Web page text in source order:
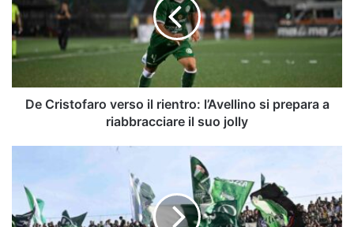
rientro:
l’Avellino
si
a
riabbracciare
De Cristofaro verso il rientro: l’Avellino si prepara a
riabbracciare il suo jolly
trasferta,
per
ruolo.